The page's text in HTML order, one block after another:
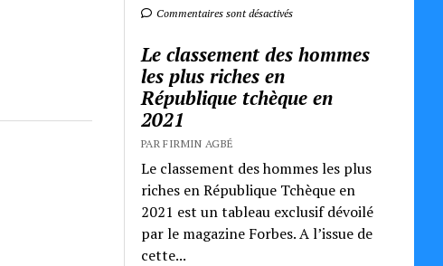
Commentaires sont désactivés
Le classement des hommes
les plus riches en
République tchèque en
2021
PAR FIRMIN AGBÉ
Le classement des hommes les plus
riches en République Tchèque en
2021 est un tableau exclusif dévoilé
par le magazine Forbes. A l’issue de
cette...